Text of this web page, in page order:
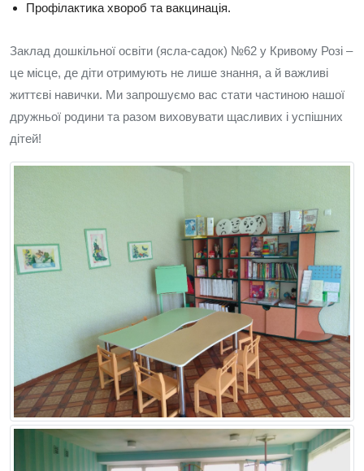
Профілактика хвороб та вакцинація.
Заклад дошкільної освіти (ясла-садок) №62 у Кривому Розі –
це місце, де діти отримують не лише знання, а й важливі
життєві навички. Ми запрошуємо вас стати частиною нашої
дружньої родини та разом виховувати щасливих і успішних
дітей!